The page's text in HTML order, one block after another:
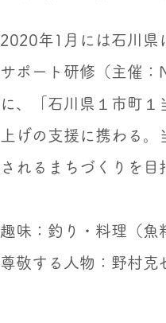
2020年1月には石川県
サポート研修（主催：
に、「石川県１市町１
上げの支援に携わる。
されるまちづくりを目
趣味：釣り・料理（魚
尊敬する人物：野村克